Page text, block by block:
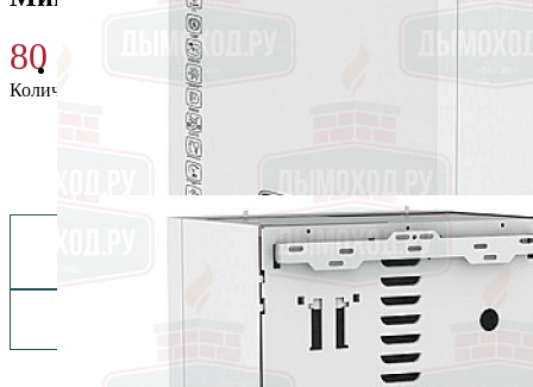
80 080
Количество
Купить 80 080 ₽
Заказать монтаж изделия